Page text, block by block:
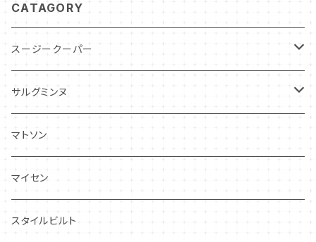
CATAGORY
スージークーパー
パトリシアローズ
ドレスデンスプレイ
プランタン
グレンミスト
サルグミンヌ
ニーナローサ
FAVORI
CIBON
マトソン
マイセン
スタイルビルト